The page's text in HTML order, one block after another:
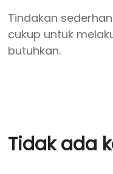
Tindakan
cukup untuk
butuhkan.
Tidak ada